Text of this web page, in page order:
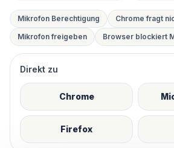
Mikrofon Berechtigung
Chrome fragt
Mikrofon freigeben
Browser blockiert
Direkt zu
Chrome
Firefox